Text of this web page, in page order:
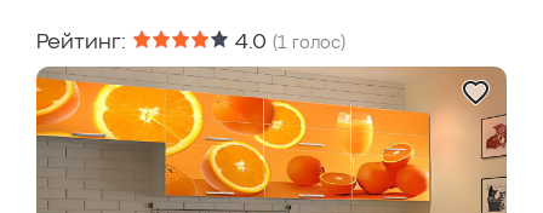
Рейтинг: 4.0 (1 голос)